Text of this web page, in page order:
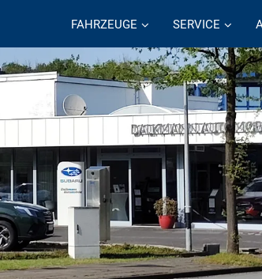
FAHRZEUGE SERVICE